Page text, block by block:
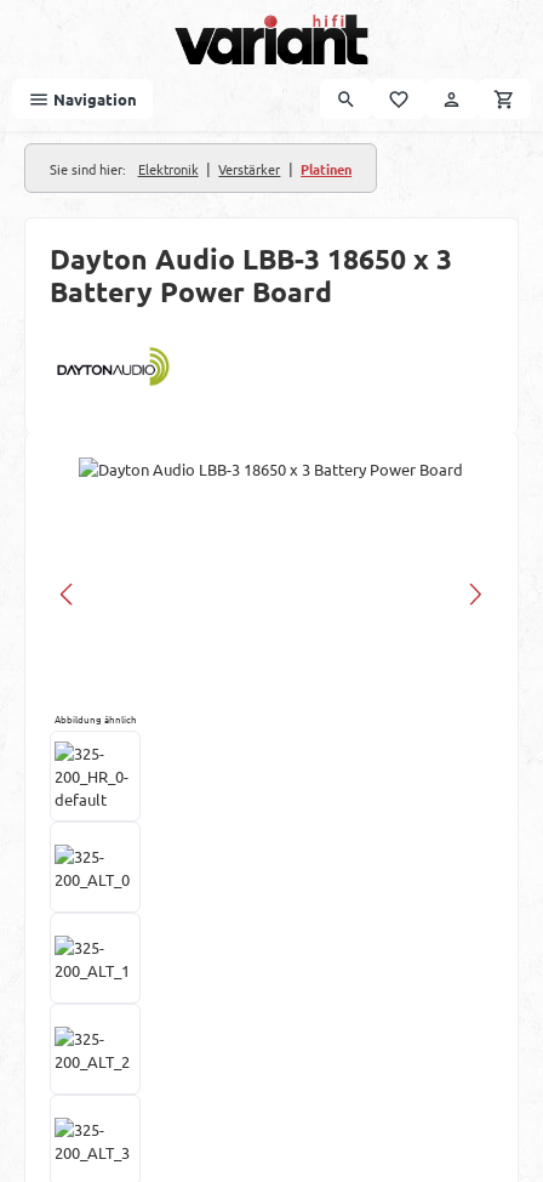
Navigation
Sie sind hier: Elektronik | Verstärker | Platinen
Dayton Audio LBB-3 18650 x 3
Battery Power Board
Bildergalerie überspringen
Abbildung ähnlich